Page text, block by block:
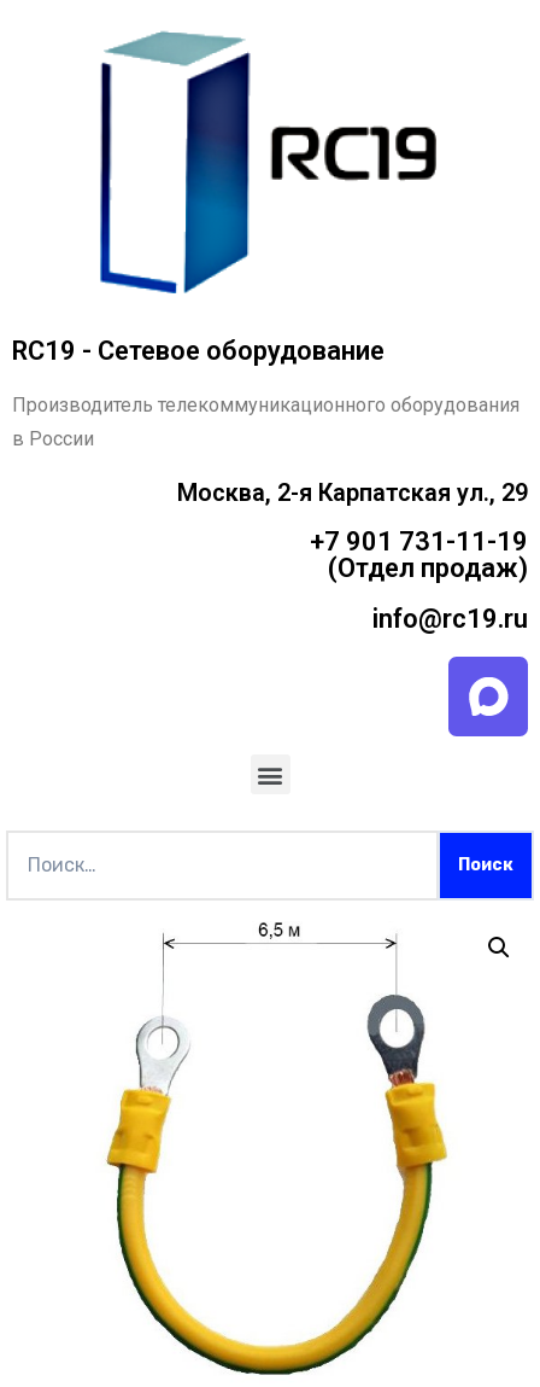
RC19 - Сетевое оборудование
Производитель телекоммуникационного оборудования
в России
Москва, 2-я Карпатская ул., 29
+7 901 731-11-19
(Отдел продаж)
info@rc19.ru